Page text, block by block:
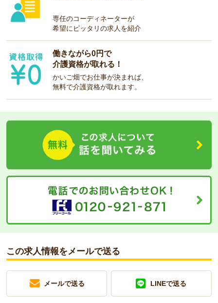
専任のコーディネーターが
希望にピッタリの求人を紹介
働きながら0円で
介護資格が取れる！
かいご畑でお仕事が決まれば、
無料で介護資格が取れます。
この求人情報をメールで送る
メールで送る LINEで送る